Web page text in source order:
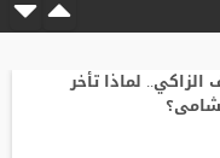
لأول مرة
لماذا تأخر